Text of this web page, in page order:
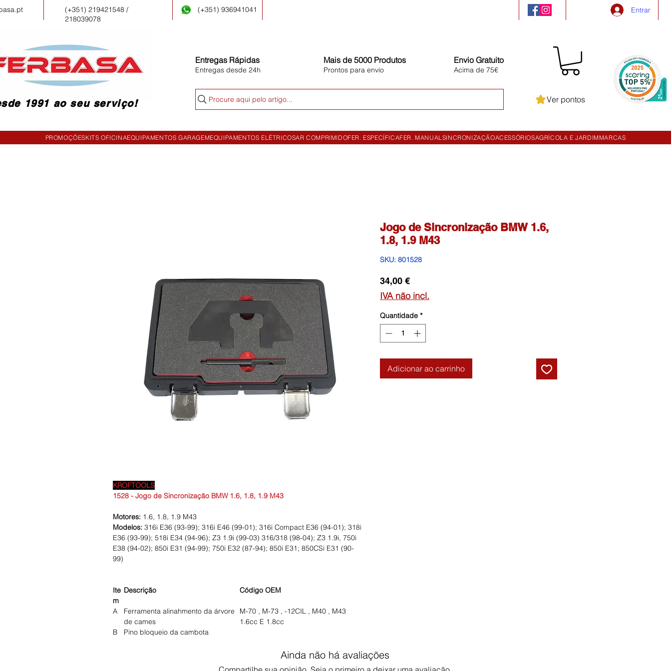
(+351) 219421548 /
218039078
(+351) 936941041 Entrar
1991 ao seu serviço!
Entregas Rápidas
Entregas desde 24h
Mais de 5000 Produtos
Prontos para envio
Envio Gratuito
Acima de 75€
Procure aqui pelo artigo... Ver pontos
PROMOÇÕESKITS OFICINAEQUIPAMENTOS GARAGEMEQUIPAMENTOS ELÉTRICOSAR COMPRIMIDOFER. ESPECÍFICAFER. MANUAL SINCRONIZAÇÃOACESSÓRIOSAGRÍCOLA E JARDIM MARCAS
KROFTOOLS
1528 - Jogo de Sincronização BMW 1.6, 1.8, 1.9 M43
Motores: 1.6, 1.8, 1.9 M43
Modelos: 316i E36 (93-99); 316i E46 (99-01); 316i Compact E36 (94-01); 318i
E36 (93-99); 518i E34 (94-96); Z3 1.9i (99-03) 316/318 (98-04); Z3 1.9i, 750i
E38 (94-02); 850i E31 (94-99); 750i E32 (87-94); 850i E31; 850CSi E31 (90-
99)
Ite
m
Descrição Código OEM
A
Ferramenta alinahmento da árvore
de cames
M-70 , M-73 , -12CIL , M40 , M43
1.6cc E 1.8cc
B
Pino bloqueio da cambota
Jogo de Sincronização BMW 1.6,
1.8, 1.9 M43
SKU: 801528
34,00 €Preço
IVA não incl.
Quantidade *
Adicionar ao carrinho
Ainda não há avaliações